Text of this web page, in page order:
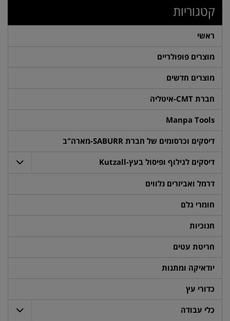
קטגוריות
ראשי
מוצרים פופולריים
מוצרים חדשים
חברת CMT-איטליה
Manpa Tools
דיסקים וכרסומים של חברת SABURR-מארה"ב
דיסקים לגילוף ופיסול בעץ-Kutzall
דרמל ואביזרים נלווים
חומרי גלם
חנוכיות
חריטת עטים
יודאיקה ומתנות
כדורי עץ
כלי עבודה